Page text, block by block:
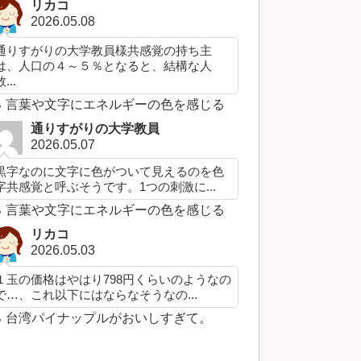
リカコ
2026.05.08
りすがりの大学教員様共感覚の持ち主
、人口の４～５％となると、結構な人
...
言葉や文字にエネルギーの色を感じる
通りすがりの大学教員
2026.05.07
字なのに文字に色がついて見えるのを色
共感覚と呼ぶそうです。1つの刺激に...
言葉や文字にエネルギーの色を感じる
リカコ
2026.05.03
玉の価格はやはり798円くらいのようなの
…、これ以下にはならなそうなの...
台湾パイナップルがおいしすぎて。